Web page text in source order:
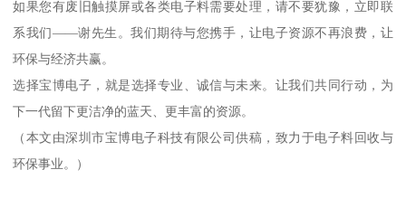
如果您有废旧触摸屏或各类电子料需要处理，请不要犹豫，立即联
系我们——谢先生。我们期待与您携手，让电子资源不再浪费，让
环保与经济共赢。
选择宝博电子，就是选择专业、诚信与未来。让我们共同行动，为
下一代留下更洁净的蓝天、更丰富的资源。
（本文由深圳市宝博电子科技有限公司供稿，致力于电子料回收与
环保事业。）